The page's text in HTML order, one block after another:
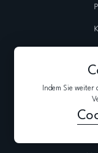
Indem Sie